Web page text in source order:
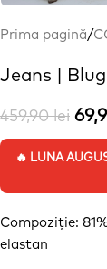
Prima pagină/
Jeans |
459,90lei
🔥 LUNA
Compoziție:
elastan